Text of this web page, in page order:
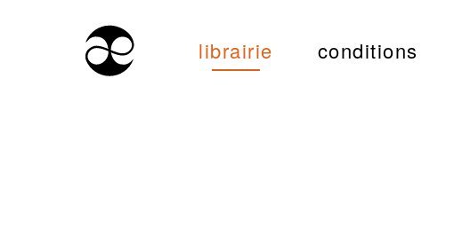
librairie conditions